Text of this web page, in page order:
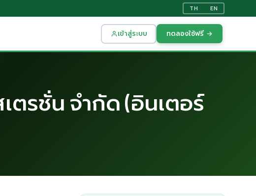
TH EN
เข้าสู่ระบบ ทดลองใช้ฟรี →
ตรชั่น จำกัด (อินเตอร์